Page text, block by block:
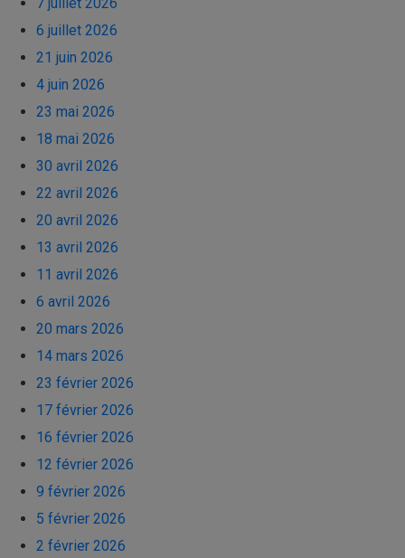
6 juillet 2026
21 juin 2026
4 juin 2026
23 mai 2026
18 mai 2026
30 avril 2026
22 avril 2026
20 avril 2026
13 avril 2026
11 avril 2026
6 avril 2026
20 mars 2026
14 mars 2026
23 février 2026
17 février 2026
16 février 2026
12 février 2026
9 février 2026
5 février 2026
2 février 2026